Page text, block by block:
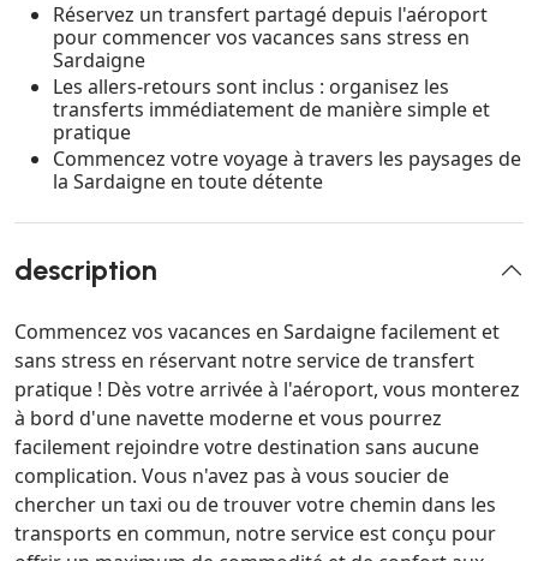
Réservez un transfert partagé depuis l'aéroport
pour commencer vos vacances sans stress en
Sardaigne
Les allers-retours sont inclus : organisez les
transferts immédiatement de manière simple et
pratique
Commencez votre voyage à travers les paysages de
la Sardaigne en toute détente
description
Commencez vos vacances en Sardaigne facilement et
sans stress en réservant notre service de transfert
pratique ! Dès votre arrivée à l'aéroport, vous monterez
à bord d'une navette moderne et vous pourrez
facilement rejoindre votre destination sans aucune
complication. Vous n'avez pas à vous soucier de
chercher un taxi ou de trouver votre chemin dans les
transports en commun, notre service est conçu pour